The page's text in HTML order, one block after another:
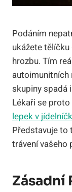
Podáním
ukážete
hrozbu. Tím
autoimunitních
skupiny spadá
Lékaři se
lepek v
Představuje to
trávení vašeho
Zásadní